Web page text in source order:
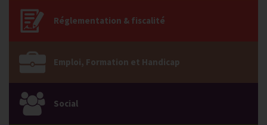
Réglementation & fiscalité
Emploi, Formation et Handicap
Social